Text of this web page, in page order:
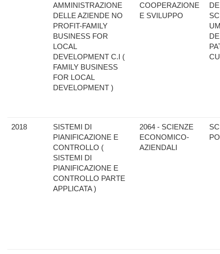
AMMINISTRAZIONE
DELLE AZIENDE NO
PROFIT-FAMILY
BUSINESS FOR
LOCAL
DEVELOPMENT C.I (
FAMILY BUSINESS
FOR LOCAL
DEVELOPMENT )
COOPERAZIONE
E SVILUPPO
2018
SISTEMI DI
PIANIFICAZIONE E
CONTROLLO (
SISTEMI DI
PIANIFICAZIONE E
CONTROLLO PARTE
APPLICATA )
2064 - SCIENZE
ECONOMICO-
AZIENDALI